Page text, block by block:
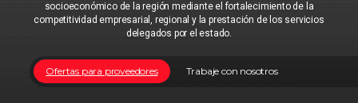
socioeconómico de la región mediante el fortalecimiento de la
competitividad empresarial, regional y la prestación de los servicios
delegados por el estado.
Trabaje con nosotros
Ofertas para proveedores